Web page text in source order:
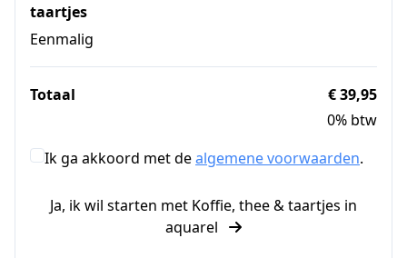
taartjes
Eenmalig
Totaal
€ 39,95
0% btw
Ik ga akkoord met dealgemene voorwaarden.
Ja, ik wil starten met Koffie, thee & taartjes in
aquarel